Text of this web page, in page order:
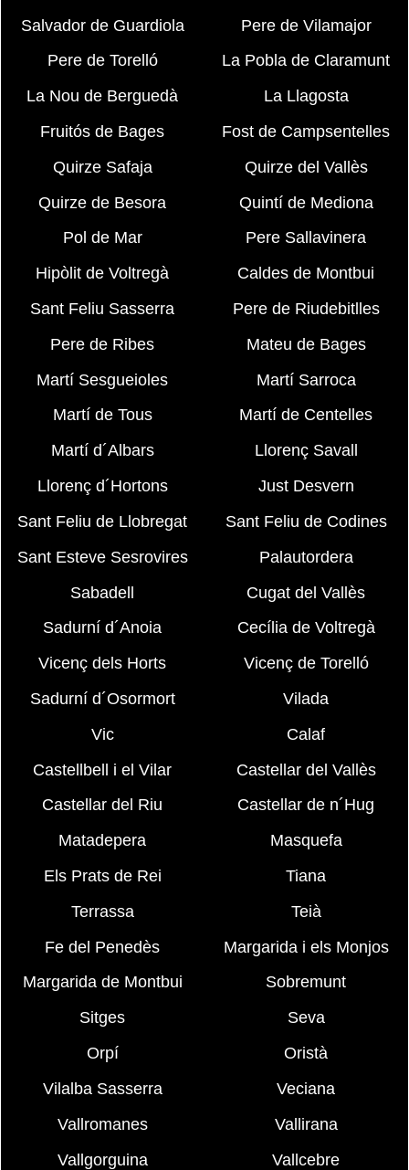
Salvador de Guardiola
Pere de Vilamajor
Pere de Torelló
La Pobla de Claramunt
La Nou de Berguedà
La Llagosta
Fruitós de Bages
Fost de Campsentelles
Quirze Safaja
Quirze del Vallès
Quirze de Besora
Quintí de Mediona
Pol de Mar
Pere Sallavinera
Hipòlit de Voltregà
Caldes de Montbui
Sant Feliu Sasserra
Pere de Riudebitlles
Pere de Ribes
Mateu de Bages
Martí Sesgueioles
Martí Sarroca
Martí de Tous
Martí de Centelles
Martí d´Albars
Llorenç Savall
Llorenç d´Hortons
Just Desvern
Sant Feliu de Llobregat
Sant Feliu de Codines
Sant Esteve Sesrovires
Palautordera
Sabadell
Cugat del Vallès
Sadurní d´Anoia
Cecília de Voltregà
Vicenç dels Horts
Vicenç de Torelló
Sadurní d´Osormort
Vilada
Vic
Calaf
Castellbell i el Vilar
Castellar del Vallès
Castellar del Riu
Castellar de n´Hug
Matadepera
Masquefa
Els Prats de Rei
Tiana
Terrassa
Teià
Fe del Penedès
Margarida i els Monjos
Margarida de Montbui
Sobremunt
Sitges
Seva
Orpí
Oristà
Vilalba Sasserra
Veciana
Vallromanes
Vallirana
Vallgorguina
Vallcebre